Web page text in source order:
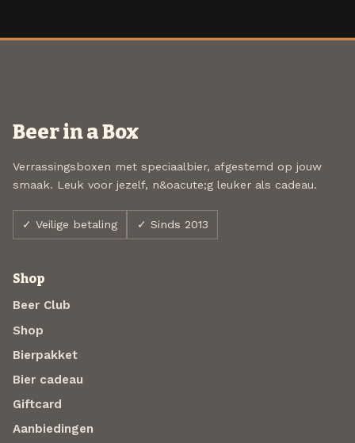
Beer in a Box
Verrassingsboxen met speciaalbier, afgestemd op jouw
smaak. Leuk voor jezelf, n&oacute;g leuker als cadeau.
✓ Veilige betaling ✓ Sinds 2013
Shop
Beer Club
Shop
Bierpakket
Bier cadeau
Giftcard
Aanbiedingen